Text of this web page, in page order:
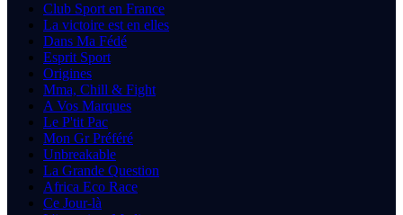
Club Sport en France
La victoire est en elles
Dans Ma Fédé
Esprit Sport
Origines
Mma, Chill & Fight
A Vos Marques
Le P'tit Pac
Mon Gr Préféré
Unbreakable
La Grande Question
Africa Eco Race
Ce Jour-là